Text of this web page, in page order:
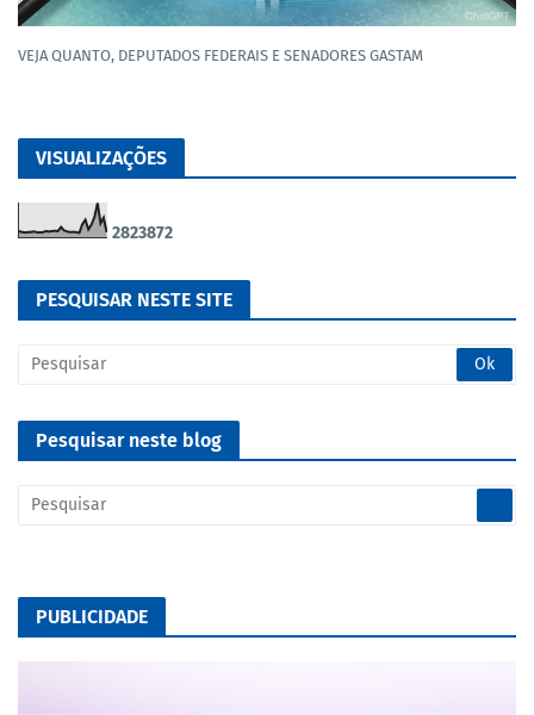
VEJA QUANTO, DEPUTADOS FEDERAIS E SENADORES GASTAM
VISUALIZAÇÕES
2823872
PESQUISAR NESTE SITE
Pesquisar neste blog
PUBLICIDADE